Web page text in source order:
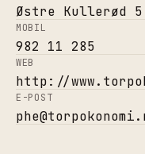
Østre Kullerød 5
MOBIL
982 11 285
WEB
http://
E-POST